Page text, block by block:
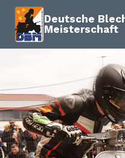
Zum
Inhalt
springen
Deutsche
Meisterschaft